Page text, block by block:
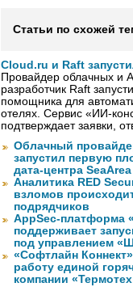
Статьи по схожей
Cloud.ru и Raft
Провайдер облачных и
разработчик Raft
помощника для
отелях. Сервис «ИИ-
подтверждает заявки,
Облачный
запустил первую
дата-центра
Аналитика RED
взломов
подрядчиков
AppSec-платформа
поддерживает
под управлением
«Софтлайн
работу единой
компании